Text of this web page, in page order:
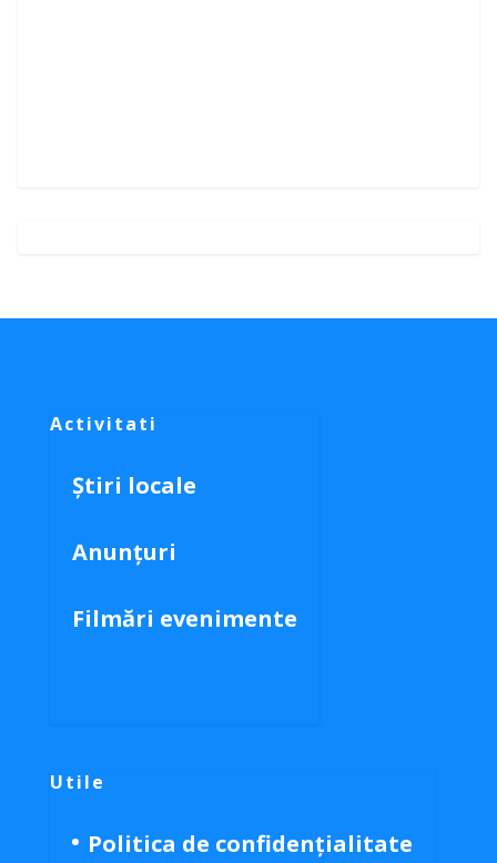
Activitati
Știri locale
Anunțuri
Filmări evenimente
Utile
Politica de confidențialitate